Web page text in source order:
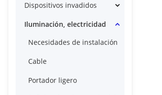
Dispositivos invadidos
Iluminación, electricidad
Necesidades de instalación
Cable
Portador ligero